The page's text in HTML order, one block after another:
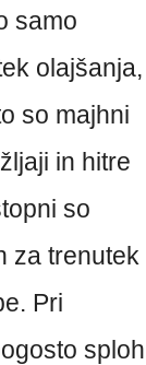
samo
olajšanja,
so majhni
in hitre
so
za trenutek
Pri
sploh